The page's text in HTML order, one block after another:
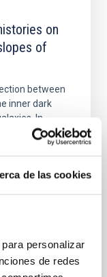
de las cookies
personalizar
de redes
on
of
between
inner dark
In
and
influence the